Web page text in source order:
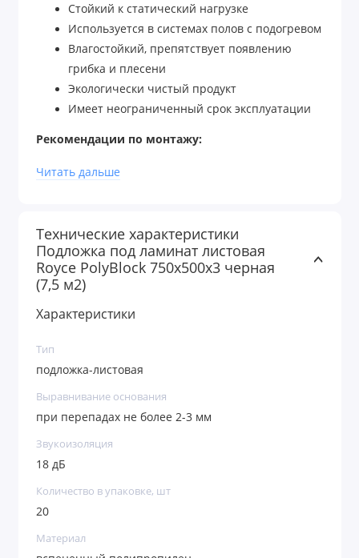
Стойкий к статический нагрузке
Используется в системах полов с подогревом
Влагостойкий, препятствует появлению
грибка и плесени
Экологически чистый продукт
Имеет неограниченный срок эксплуатации
Рекомендации по монтажу:
Для работы вам понадобятся: ножницы,
и чистая. Рекомендуется обеспечить
гидроизоляцию пола.
Монтаж листов подложки осуществляется
стык в стык с целью обеспечения
монолитности. Все швы проклеиваются
(кварц-винил: LVT,SPC,WPS) необходимо
отсутствует строительный сор.
Читать дальше
Технические характеристики
Подложка под ламинат листовая
Royce PolyBlock 750х500х3 черная
(7,5 м2)
Характеристики
Тип
подложка-листовая
Выравнивание основания
при перепадах не более 2-3 мм
Звукоизоляция
18 дБ
Количество в упаковке, шт
20
Материал